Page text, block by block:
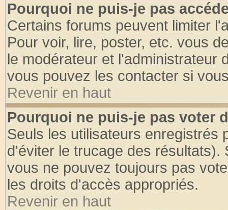
Pourquoi ne puis-je pas
Certains forums peuvent limiter
Pour voir, lire, poster, etc. vous
le modérateur et l'administrateur
vous pouvez les contacter si
Revenir en haut
Pourquoi ne puis-je pas voter
Seuls les utilisateurs enregistrés
d'éviter le trucage des
vous ne pouvez toujours pas
les droits d'accès appropriés.
Revenir en haut